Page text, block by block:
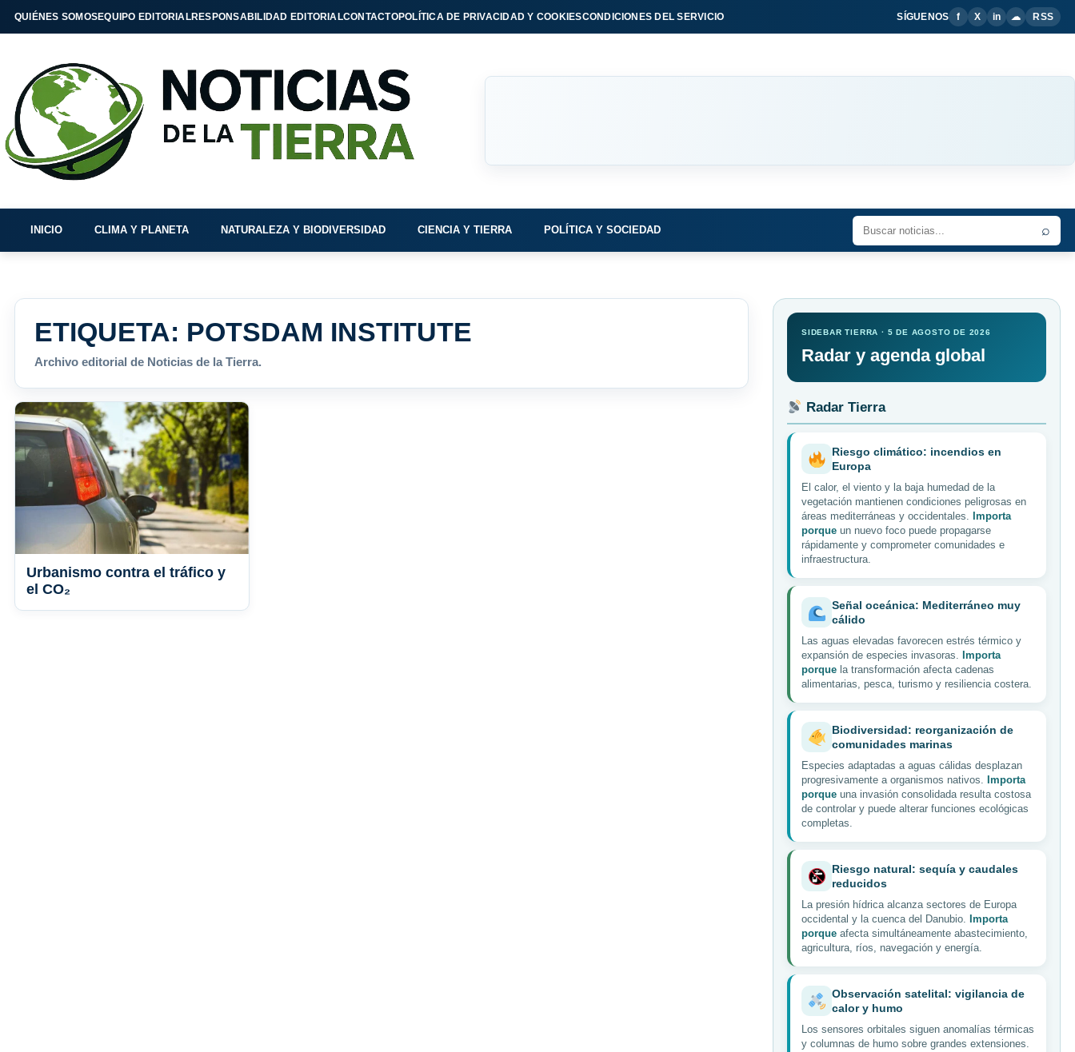
QUIÉNES SOMOSEQUIPO EDITORIALRESPONSABILIDAD EDITORIALCONTACTOPOLÍTICA DE PRIVACIDAD Y COOKIESCONDICIONES DEL SERVICIO SÍGUENOS f X in ☁ RSS
INICIO CLIMA Y PLANETA NATURALEZA Y BIODIVERSIDAD CIENCIA Y TIERRA POLÍTICA Y SOCIEDAD ⌕
ETIQUETA: POTSDAM INSTITUTE
Archivo editorial de Noticias de la Tierra.
Urbanismo contra el tráfico y
el CO₂
SIDEBAR TIERRA · 5 DE AGOSTO DE 2026
Radar y agenda global
Radar Tierra
Riesgo climático: incendios en
Europa
El calor, el viento y la baja humedad de la
vegetación mantienen condiciones peligrosas en
áreas mediterráneas y occidentales.
Importa
porque un nuevo foco puede propagarse
rápidamente y comprometer comunidades e
infraestructura.
Señal oceánica: Mediterráneo muy
cálido
Las aguas elevadas favorecen estrés térmico y
expansión de especies invasoras.
Importa
porque la transformación afecta cadenas
alimentarias, pesca, turismo y resiliencia costera.
Biodiversidad: reorganización de
comunidades marinas
Especies adaptadas a aguas cálidas desplazan
progresivamente a organismos nativos.
Importa
porque una invasión consolidada resulta costosa
de controlar y puede alterar funciones ecológicas
completas.
Riesgo natural: sequía y caudales
reducidos
La presión hídrica alcanza sectores de Europa
occidental y la cuenca del Danubio.
Importa
porque afecta simultáneamente abastecimiento,
agricultura, ríos, navegación y energía.
Observación satelital: vigilancia de
calor y humo
Los sensores orbitales siguen anomalías térmicas
y columnas de humo sobre grandes extensiones.